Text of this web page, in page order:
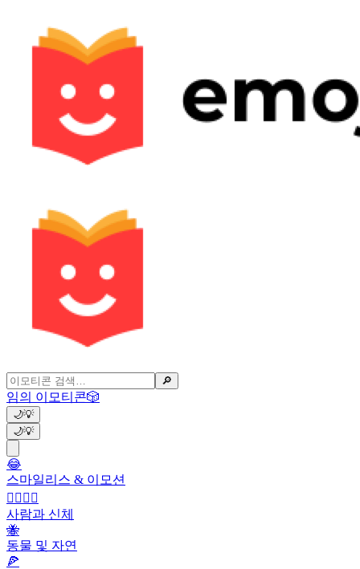
🔎
임의 이모티콘🎲
🌙💡
🌙💡
😂
스마일리스 & 이모션
👩‍❤️‍💋‍👨
사람과 신체
🐝
동물 및 자연
🍕